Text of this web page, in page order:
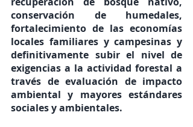
conservación de humedales,
fortalecimiento de las economías
locales familiares y campesinas y
definitivamente subir el nivel de
exigencias a la actividad forestal a
través de evaluación de impacto
ambiental y mayores estándares
sociales y ambientales.